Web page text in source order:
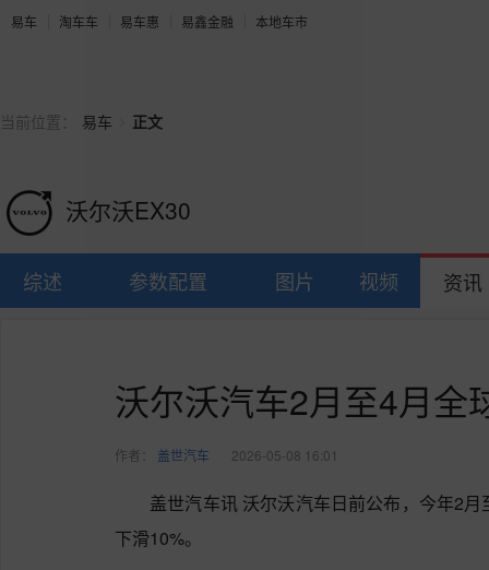
易车 淘车车 易车惠 易鑫金融 本地车市
当前位置： 易车 正文
沃尔沃EX30
综述 参数配置 图片 视频 资讯
沃尔沃汽车2月至4月全
作者： 盖世汽车 2026-05-08 16:01
盖世汽车讯 沃尔沃汽车日前公布，今年2
下滑10%。